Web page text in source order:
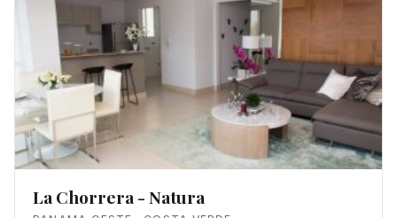
La Chorrera - Natura